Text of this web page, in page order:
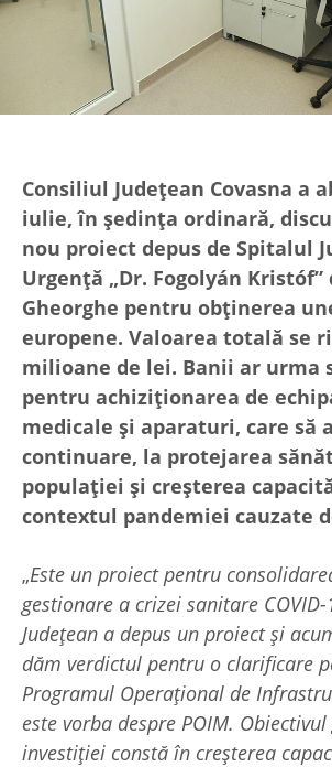
Consiliul Județean Covasna a
iulie, în ședința ordinară,
nou proiect depus de Spitalul
Urgență „Dr. Fogolyán
Gheorghe pentru obținerea
europene. Valoarea totală se
milioane de lei. Banii ar urma
pentru achiziționarea de
medicale și aparaturi, care să
continuare, la protejarea
populației și creșterea
contextul pandemiei cauzate
„Este un proiect pentru
gestionare a crizei sanitare
Județean a depus un proiect și
dăm verdictul pentru o clarificare
Programul Operațional de
este vorba despre POIM.
investiției constă în creșterea